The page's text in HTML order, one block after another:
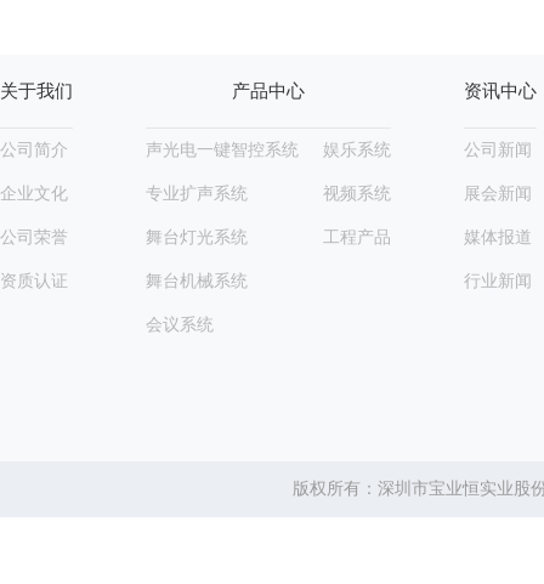
关于我们
公司简介
企业文化
公司荣誉
资质认证
产品中心
声光电一键智控系统
专业扩声系统
舞台灯光系统
舞台机械系统
会议系统
娱乐系统
视频系统
工程产品
资讯中心
公司新闻
展会新闻
媒体报道
行业新闻
版权所有：深圳市宝业恒实业